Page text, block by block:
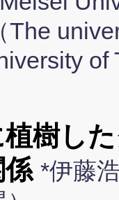
of
樹し
*伊藤